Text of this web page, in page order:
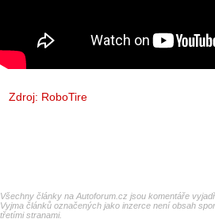
Zdroj: RoboTire
Všechny články na Autoforum.cz jsou komentáře
Vyjma článků označených jako inzerce není obsah
třetími stranami.